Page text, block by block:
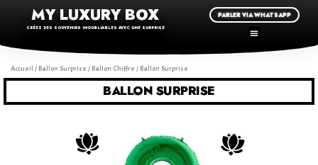
MY LUXURY BOX
CRÉEZ DES SOUVENIRS INOUBLIABLES AVEC UNE SURPRISE
PARLER VIA WHATSAPP
Accueil / Ballon Surprise / Ballon Chiffre / Ballon Surprise
BALLON SURPRISE